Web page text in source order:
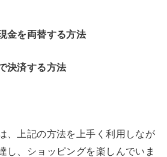
金を両替する方法
決済する方法
、上記の方法を上手く利用しなが
し、ショッピングを楽しんでいま